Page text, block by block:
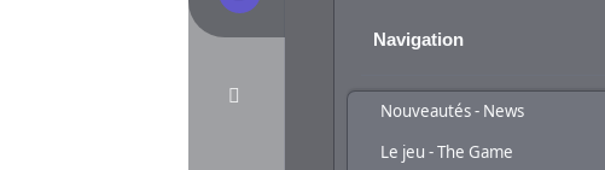
Navigation
Nouveautés - News
Le jeu - The Game